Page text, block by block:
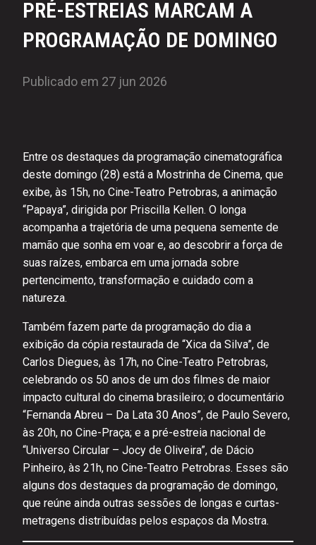
PRÉ-ESTREIAS MARCAM A
PROGRAMAÇÃO DE DOMINGO
Publicado em 27 jun 2026
Entre os destaques da programação cinematográfica
deste domingo (28) está a Mostrinha de Cinema, que
exibe, às 15h, no Cine-Teatro Petrobras, a animação
“Papaya”, dirigida por Priscilla Kellen. O longa
acompanha a trajetória de uma pequena semente de
mamão que sonha em voar e, ao descobrir a força de
suas raízes, embarca em uma jornada sobre
pertencimento, transformação e cuidado com a
natureza.
Também fazem parte da programação do dia a
exibição da cópia restaurada de “Xica da Silva”, de
Carlos Diegues, às 17h, no Cine-Teatro Petrobras,
celebrando os 50 anos de um dos filmes de maior
impacto cultural do cinema brasileiro; o documentário
“Fernanda Abreu – Da Lata 30 Anos”, de Paulo Severo,
às 20h, no Cine-Praça; e a pré-estreia nacional de
“Universo Circular – Jocy de Oliveira”, de Dácio
Pinheiro, às 21h, no Cine-Teatro Petrobras. Esses são
alguns dos destaques da programação de domingo,
que reúne ainda outras sessões de longas e curtas-
metragens distribuídas pelos espaços da Mostra.